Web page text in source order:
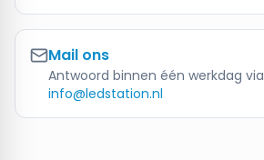
Mail ons
Antwoord binnen één werkdag via
info@ledstation.nl